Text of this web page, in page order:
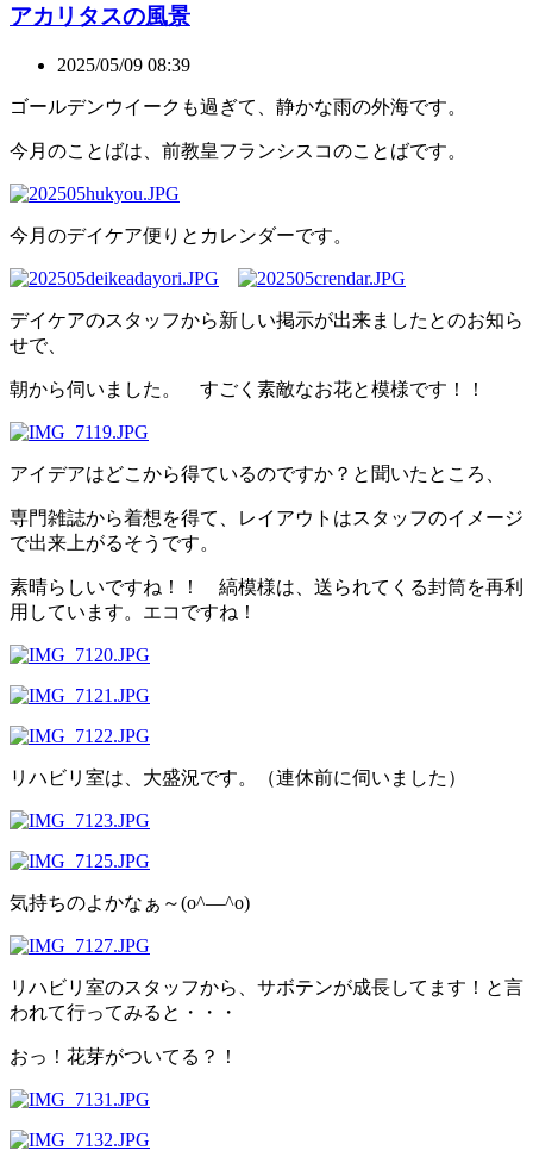
アカリタスの風景
2025/05/09 08:39
ゴールデンウイークも過ぎて、静かな雨の外海です。
今月のことばは、前教皇フランシスコのことばです。
今月のデイケア便りとカレンダーです。
デイケアのスタッフから新しい掲示が出来ましたとのお知ら
せで、
朝から伺いました。 すごく素敵なお花と模様です！！
アイデアはどこから得ているのですか？と聞いたところ、
専門雑誌から着想を得て、レイアウトはスタッフのイメージ
で出来上がるそうです。
素晴らしいですね！！ 縞模様は、送られてくる封筒を再利
用しています。エコですね！
リハビリ室は、大盛況です。（連休前に伺いました）
気持ちのよかなぁ～(o^―^o)
リハビリ室のスタッフから、サボテンが成長してます！と言
われて行ってみると・・・
おっ！花芽がついてる？！